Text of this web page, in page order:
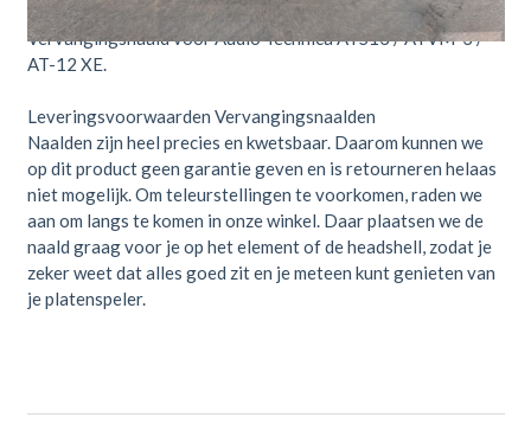
Vervangingsnaald voor Audio Technica ATS13 / ATVM-3 /
AT-12 XE.
Leveringsvoorwaarden Vervangingsnaalden
Naalden zijn heel precies en kwetsbaar. Daarom kunnen we
op dit product geen garantie geven en is retourneren helaas
niet mogelijk. Om teleurstellingen te voorkomen, raden we
aan om langs te komen in onze winkel. Daar plaatsen we de
naald graag voor je op het element of de headshell, zodat je
zeker weet dat alles goed zit en je meteen kunt genieten van
je platenspeler.